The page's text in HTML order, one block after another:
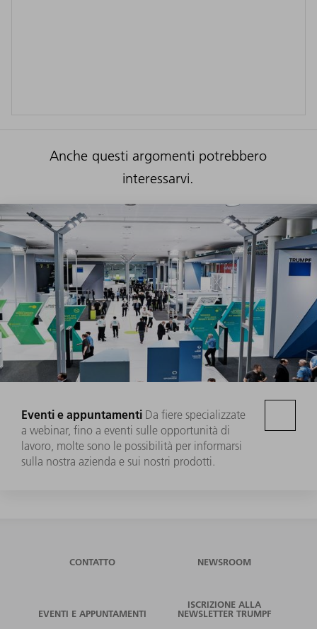
Anche questi argomenti potrebbero
interessarvi.
Eventi e appuntamenti Da fiere specializzate
a webinar, fino a eventi sulle opportunità di
lavoro, molte sono le possibilità per informarsi
sulla nostra azienda e sui nostri prodotti.
CONTATTO NEWSROOM
EVENTI E APPUNTAMENTI
ISCRIZIONE ALLA
NEWSLETTER TRUMPF